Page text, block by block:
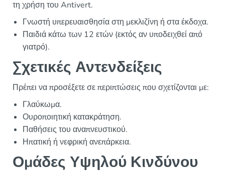
τη χρήση του Antivert.
Γνωστή υπερευαισθησία στη μεκλιζίνη ή στα έκδοχα.
Παιδιά κάτω των 12 ετών (εκτός αν υποδειχθεί από
γιατρό).
Σχετικές Αντενδείξεις
Πρέπει να προσέξετε σε περιπτώσεις που σχετίζονται με:
Γλαύκωμα.
Ουροποιητική κατακράτηση.
Παθήσεις του αναπνευστικού.
Ηπατική ή νεφρική ανεπάρκεια.
Ομάδες Υψηλού Κινδύνου